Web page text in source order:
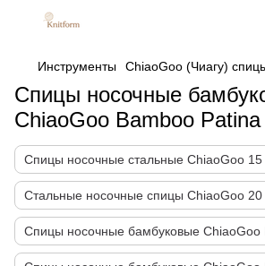
Инструменты ChiaoGoo (Чиагу)
Спицы носочные
ChiaoGoo Bamboo
Спицы носочные стальные ChiaoGoo 15
Стальные носочные спицы ChiaoGoo 20